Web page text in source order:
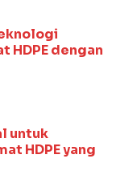
HDPE dengan
untuk
HDPE yang